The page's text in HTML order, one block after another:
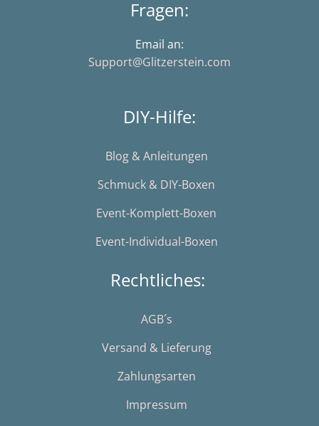
Fragen:
Email an:
Support@Glitzerstein.com
DIY-Hilfe:
Blog & Anleitungen
Schmuck & DIY-Boxen
Event-Komplett-Boxen
Event-Individual-Boxen
Rechtliches:
AGB´s
Versand & Lieferung
Zahlungsarten
Impressum